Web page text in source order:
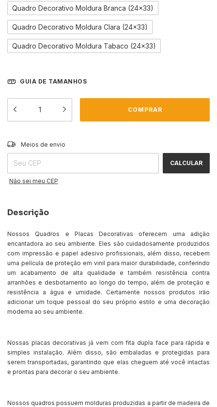
Quadro Decorativo Moldura Branca (24x33)
Quadro Decorativo Moldura Clara (24x33)
Quadro Decorativo Moldura Tabaco (24x33)
GUIA DE TAMANHOS
Entregas para o CEP:
Meios de envio
CALCULAR
Não sei meu CEP
Descrição
Nossos Quadros e Placas Decorativas oferecem uma adição
encantadora ao seu ambiente. Eles são cuidadosamente produzidos
com impressão e papel adesivo profissionais, além disso, recebem
uma película de proteção em vinil para maior durabilidade, conferindo
um acabamento de alta qualidade e também resistência contra
arranhões e desbotamento ao longo do tempo, além de proteção e
resistência a água e umidade. Certamente nossos produtos irão
adicionar um toque pessoal do seu próprio estilo e uma decoração
moderna ao seu ambiente.
Nossas placas decorativas já vem com fita dupla face para rápida e
simples instalação. Além disso, são embaladas e protegidas para
serem transportadas, garantindo que elas cheguem até você intactas
e prontas para decorar o seu ambiente.
Nossos quadros possuem molduras produzidas a partir de madeira de